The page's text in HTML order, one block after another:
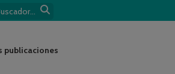
publicaciones